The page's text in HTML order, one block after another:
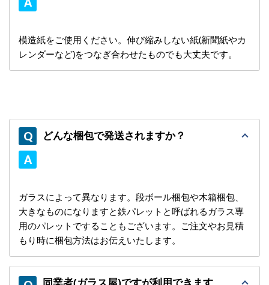
模造紙をご使用ください。伸び縮みしない紙(新聞紙やカ
レンダーなど)をつなぎ合わせたものでも大丈夫です。
どんな梱包で発送されますか？
ガラスによって異なります。段ボール梱包や木箱梱包、
大きなものになりますと鉄パレットと呼ばれるガラス専
用のパレットですることもございます。ご注文やお見積
もり時に梱包方法はお伝えいたします。